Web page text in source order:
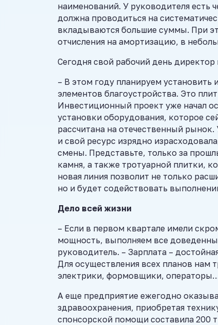
наименований. У руководителя есть
должна проводиться на
вкладываются большие суммы. При
отчисления на амортизацию, в
Сегодня свой рабочий день
– В этом году планируем
элементов благоустройства. Это
Инвестиционный проект уже начал
установки оборудования, которое
рассчитана на отечественный
и свой ресурс изрядно
смены. Представьте, только за
камня, а также тротуарной плитки,
новая линия позволит не только
но и будет содействовать
Дело всей жизни
– Если в первом квартале имели
мощность, выполняем все
руководитель. – Зарплата –
Для осуществления всех планов нам
электрики, формовщики,
А еще предприятие ежегодно
здравоохранения, приобретая
спонсорской помощи составила 200